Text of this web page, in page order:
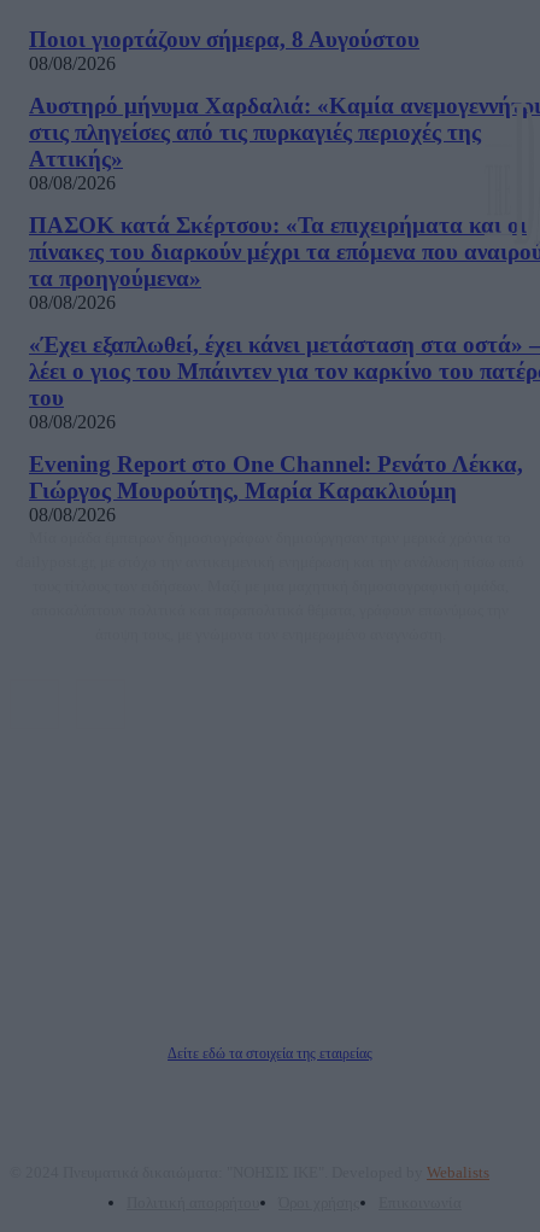
Ποιοι γιορτάζουν σήμερα, 8 Αυγούστου
08/08/2026
Αυστηρό μήνυμα Χαρδαλιά: «Καμία
στις πληγείσες από τις πυρκαγιές περιοχές της
Αττικής»
08/08/2026
ΠΑΣΟΚ κατά Σκέρτσου: «Τα επιχειρήματα και οι
πίνακες του διαρκούν μέχρι τα επόμενα που
τα προηγούμενα»
08/08/2026
«Έχει εξαπλωθεί, έχει κάνει μετάσταση στα οστά»
λέει ο γιος του Μπάιντεν για τον καρκίνο του
του
08/08/2026
Evening Report στο One Channel: Ρενάτο Λέκκα,
Γιώργος Μουρούτης, Μαρία Καρακλιούμη
08/08/2026
Δείτε εδώ τα στοιχεία της εταιρείας
Webalists